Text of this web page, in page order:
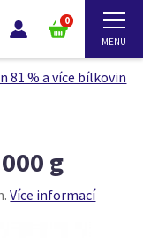
0
81 % a více bílkovin
g
Více informací